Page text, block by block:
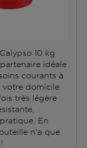
10 kg
idéale
courants à
votre domicile.
très légère
En
n'a que